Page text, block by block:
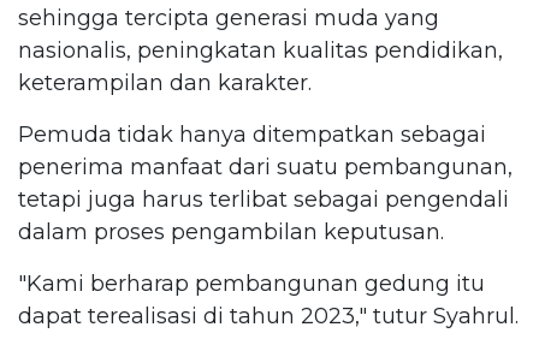
sehingga tercipta generasi muda yang
nasionalis, peningkatan kualitas pendidikan,
keterampilan dan karakter.
Pemuda tidak hanya ditempatkan sebagai
penerima manfaat dari suatu pembangunan,
tetapi juga harus terlibat sebagai pengendali
dalam proses pengambilan keputusan.
"Kami berharap pembangunan gedung itu
dapat terealisasi di tahun 2023," tutur Syahrul.